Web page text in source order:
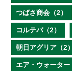
つばさ商会（2）
コルテバ（2）
朝日アグリア（2）
エア・ウォーター